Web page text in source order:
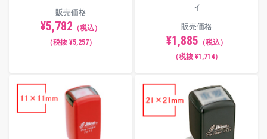
販売価格
¥5,782 （税込）
（税抜 ¥5,257）
ィ
販売価格
¥1,885 （税込）
（税抜 ¥1,714）